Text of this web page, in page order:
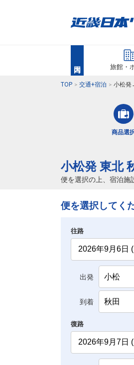
旅館・
TOP 交通+宿泊 小松発
商品選
小松発 東北
便を選択の上、宿泊施
便を選択してく
往路
出発
到着
復路